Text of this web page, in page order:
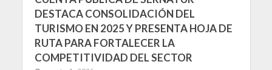
DESTACA CONSOLIDACIÓN DEL
TURISMO EN 2025 Y PRESENTA HOJA DE
RUTA PARA FORTALECER LA
COMPETITIVIDAD DEL SECTOR